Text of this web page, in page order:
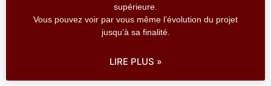
supérieure.
Vous pouvez voir par vous même l’évolution du projet
jusqu’à sa finalité.
LIRE PLUS »